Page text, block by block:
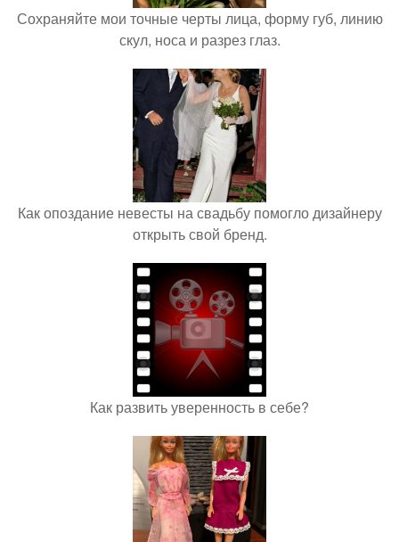
Сохраняйте мои точные черты лица, форму губ, линию
скул, носа и разрез глаз.
Как опоздание невесты на свадьбу помогло дизайнеру
открыть свой бренд.
Как развить уверенность в себе?